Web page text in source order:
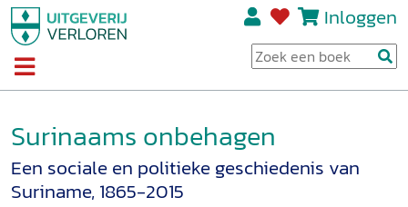
Inloggen
Surinaams onbehagen
Een sociale en politieke geschiedenis van
Suriname, 1865-2015